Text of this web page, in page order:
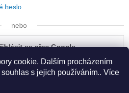
cookie. Dalším procházením
s jejich používáním.. Více
heslo
nebo
se přes Google
se přes Seznam